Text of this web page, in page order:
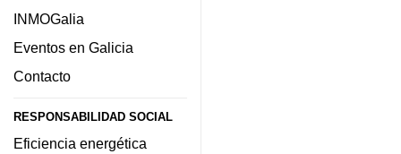
INMOGalia
Eventos en Galicia
Contacto
RESPONSABILIDAD SOCIAL
Eficiencia energética